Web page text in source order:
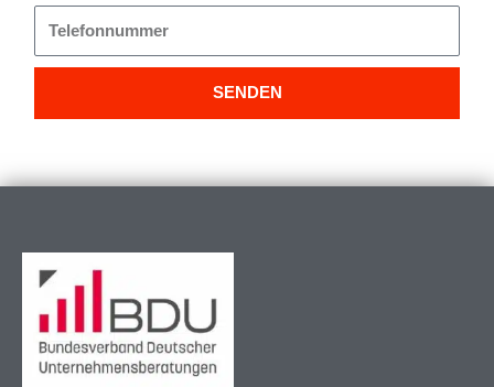
SENDEN